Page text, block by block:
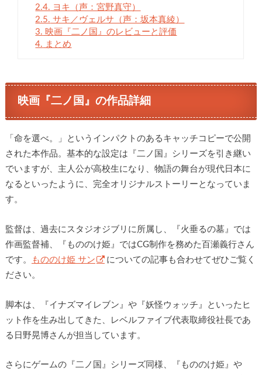
2.4. ヨキ（声：宮野真守）
2.5. サキ／ヴェルサ（声：坂本真綾）
3. 映画『二ノ国』のレビューと評価
4. まとめ
映画『二ノ国』の作品詳細
「命を選べ。」というインパクトのあるキャッチコピーで公開
された本作品。基本的な設定は『二ノ国』シリーズを引き継い
でいますが、主人公が高校生になり、物語の舞台が現代日本に
なるといったように、完全オリジナルストーリーとなっていま
す。
監督は、過去にスタジオジブリに所属し、『火垂るの墓』では
作画監督補、『もののけ姫』ではCG制作を務めた百瀬義行さん
です。
もののけ姫 サン
についての記事も合わせてぜひご覧く
ださい。
脚本は、『イナズマイレブン』や『妖怪ウォッチ』といったヒ
ット作を生み出してきた、レベルファイブ代表取締役社長であ
る日野晃博さんが担当しています。
さらにゲームの『二ノ国』シリーズ同様、『もののけ姫』や